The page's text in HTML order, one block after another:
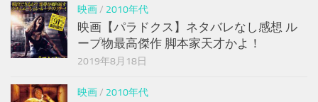
映画/ 2010年代
映画【パラドクス】ネタバレなし感想 ル
ープ物最高傑作 脚本家天才かよ！
2019年8月18日
映画/ 2010年代